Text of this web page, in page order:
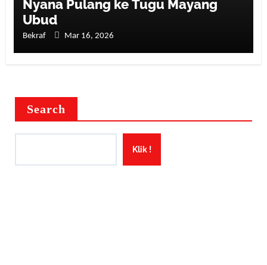
Nyana Pulang ke Tugu Mayang
Ubud
Bekraf Mar 16, 2026
Search
Klik !